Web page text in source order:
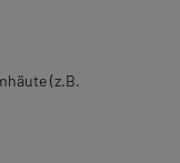
(z.B.